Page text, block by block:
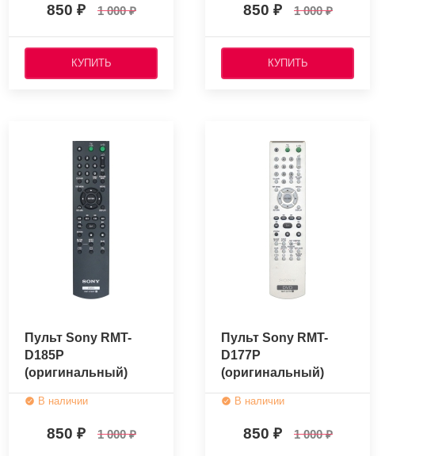
850 1 000
КУПИТЬ
850 1 000
КУПИТЬ
Пульт Sony RMT-
D185P
(оригинальный)
В наличии
850 1 000
Пульт Sony RMT-
D177P
(оригинальный)
В наличии
850 1 000